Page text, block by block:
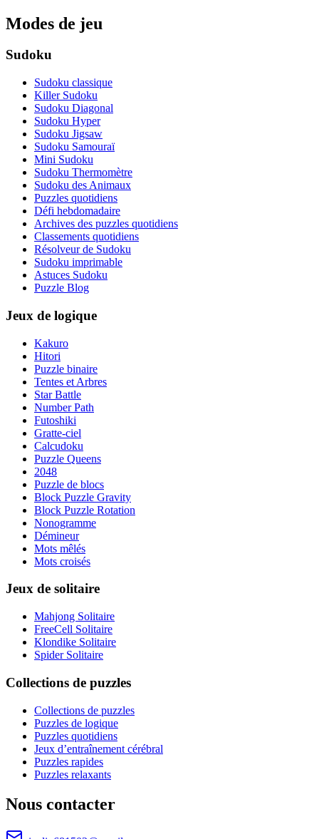
Modes de jeu
Sudoku
Sudoku classique
Killer Sudoku
Sudoku Diagonal
Sudoku Hyper
Sudoku Jigsaw
Sudoku Samouraï
Mini Sudoku
Sudoku Thermomètre
Sudoku des Animaux
Puzzles quotidiens
Défi hebdomadaire
Archives des puzzles quotidiens
Classements quotidiens
Résolveur de Sudoku
Sudoku imprimable
Astuces Sudoku
Puzzle Blog
Jeux de logique
Kakuro
Hitori
Puzzle binaire
Tentes et Arbres
Star Battle
Number Path
Futoshiki
Gratte-ciel
Calcudoku
Puzzle Queens
2048
Puzzle de blocs
Block Puzzle Gravity
Block Puzzle Rotation
Nonogramme
Démineur
Mots mêlés
Mots croisés
Jeux de solitaire
Mahjong Solitaire
FreeCell Solitaire
Klondike Solitaire
Spider Solitaire
Collections de puzzles
Collections de puzzles
Puzzles de logique
Puzzles quotidiens
Jeux d’entraînement cérébral
Puzzles rapides
Puzzles relaxants
Nous contacter